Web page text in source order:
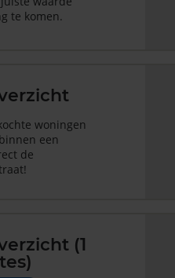
te komen.
woningen
een
de
(1